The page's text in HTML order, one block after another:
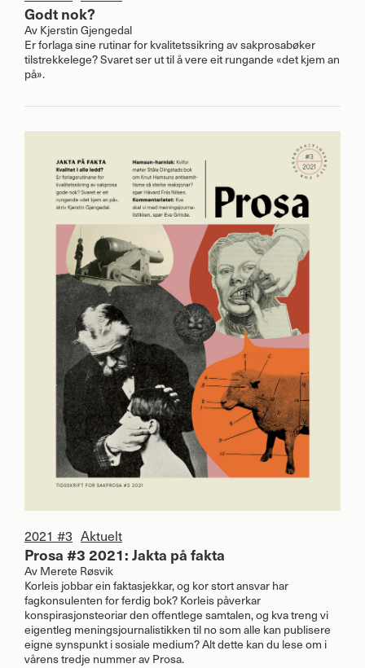
Godt nok?
Av Kjerstin Gjengedal
Er forlaga sine rutinar for kvalitetssikring av sakprosabøker
tilstrekkelege? Svaret ser ut til å vere eit rungande «det kjem an
på».
2021 #3 Aktuelt
Prosa #3 2021: Jakta på fakta
Av Merete Røsvik
Korleis jobbar ein faktasjekkar, og kor stort ansvar har
fagkonsulenten for ferdig bok? Korleis påverkar
konspirasjonsteoriar den offentlege samtalen, og kva treng vi
eigentleg meningsjournalistikken til no som alle kan publisere
eigne synspunkt i sosiale medium? Alt dette kan du lese om i
vårens tredje nummer av Prosa.